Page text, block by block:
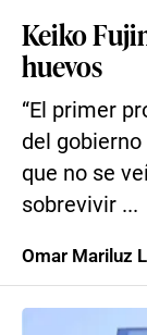
Keiko
huevos
“El primer
del
que no se
sobrevivir ...
Omar Mariluz